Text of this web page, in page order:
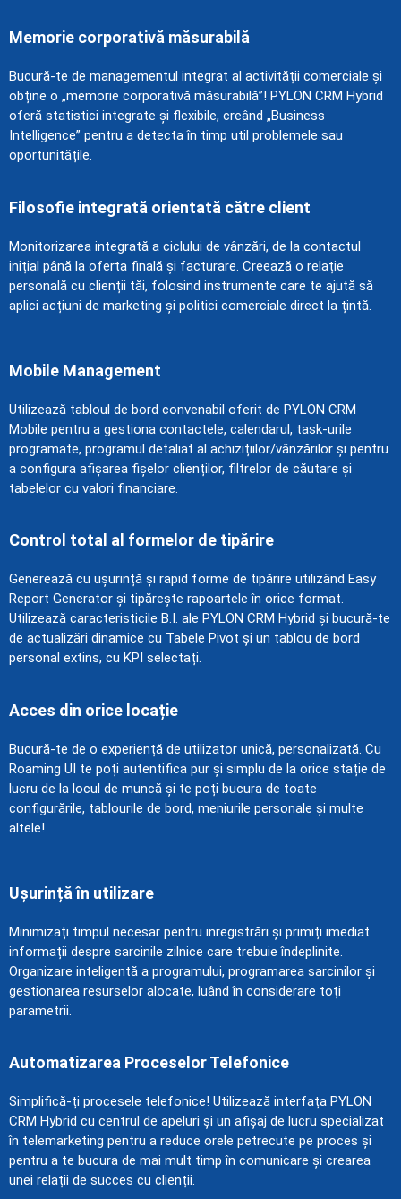
Memorie corporativă măsurabilă
Bucură-te de managementul integrat al activității comerciale și
obține o „memorie corporativă măsurabilă”! PYLON CRM Hybrid
oferă statistici integrate și flexibile, creând „Business
Intelligence” pentru a detecta în timp util problemele sau
oportunitățile.
Filosofie integrată orientată către client
Monitorizarea integrată a ciclului de vânzări, de la contactul
inițial până la oferta finală și facturare. Creează o relație
personală cu clienții tăi, folosind instrumente care te ajută să
aplici acțiuni de marketing și politici comerciale direct la țintă.
Mobile Management
Utilizează tabloul de bord convenabil oferit de PYLON CRM
Mobile pentru a gestiona contactele, calendarul, task-urile
programate, programul detaliat al achizițiilor/vânzărilor și pentru
a configura afișarea fișelor clienților, filtrelor de căutare și
tabelelor cu valori financiare.
Control total al formelor de tipărire
Generează cu ușurință și rapid forme de tipărire utilizând Easy
Report Generator și tipărește rapoartele în orice format.
Utilizează caracteristicile B.I. ale PYLON CRM Hybrid și bucură-te
de actualizări dinamice cu Tabele Pivot și un tablou de bord
personal extins, cu KPI selectați.
Acces din orice locație
Bucură-te de o experiență de utilizator unică, personalizată. Cu
Roaming UI te poți autentifica pur și simplu de la orice stație de
lucru de la locul de muncă și te poți bucura de toate
configurările, tablourile de bord, meniurile personale și multe
altele!
Ușurință în utilizare
Minimizați timpul necesar pentru inregistrări și primiți imediat
informații despre sarcinile zilnice care trebuie îndeplinite.
Organizare inteligentă a programului, programarea sarcinilor și
gestionarea resurselor alocate, luând în considerare toți
parametrii.
Automatizarea Proceselor Telefonice
Simplifică-ți procesele telefonice! Utilizează interfața PYLON
CRM Hybrid cu centrul de apeluri și un afișaj de lucru specializat
în telemarketing pentru a reduce orele petrecute pe proces și
pentru a te bucura de mai mult timp în comunicare și crearea
unei relații de succes cu clienții.